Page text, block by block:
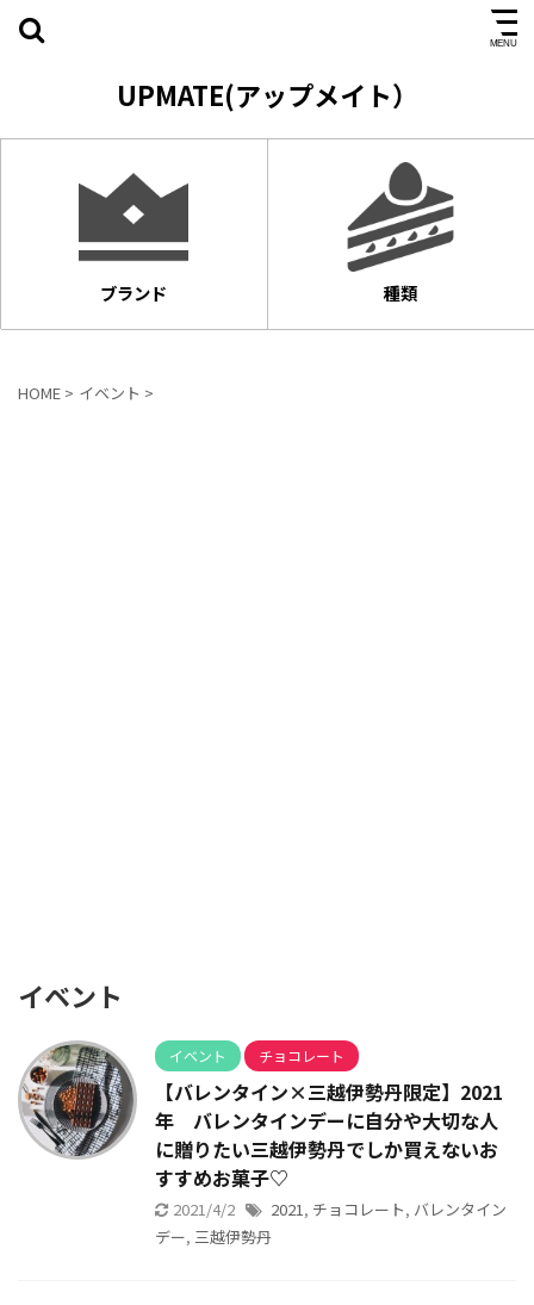
UPMATE(アップメイト）
ブランド 種類
HOME > イベント >
イベント
イベント チョコレート
【バレンタイン×三越伊勢丹限定】2021
年 バレンタインデーに自分や大切な人
に贈りたい三越伊勢丹でしか買えないお
すすめお菓子♡
2021/4/2 2021, チョコレート, バレンタイン
デー, 三越伊勢丹